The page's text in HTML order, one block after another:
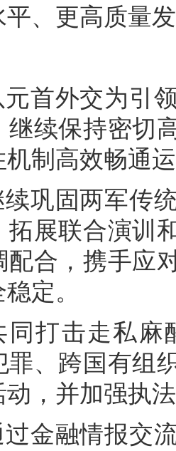
、更高质量
首外交为引
继续保持密切
机制高效畅通
巩固两军传
拓展联合演训
配合，携手应
定。
同打击走私麻
罪、跨国有组
，并加强执
金融情报交